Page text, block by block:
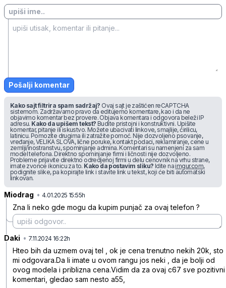
Pošalji komentar
Kako sajt filtrira spam sadržaj? Ovaj sajt je zaštićen reCAPTCHA
sistemom. Zadržavamo pravo da editujemo komentare, kao i da ne
objavimo komentar bez provere. Objava komentara i odgovora beleži IP
adresu. Kako da upišem tekst? Budite pristojni i konstruktivni. Upišite
komentar, pitanje ili iskustvo. Možete ubacivati linkove, smajlije, ćirilicu,
latinicu. Pomozite drugima ili zatražite pomoć. Nije dozvoljeno psovanje,
vređanje, VELIKA SLOVA, lične poruke, kontakt podaci, reklamiranje, cene u
zemlji/inostranstvu, spominjanje admina. Komentari su namenjeni za sam
model telefona. Direktno spominjanje firmi i ličnosti nije dozvoljeno.
Probleme prijavite direktno odredjenoj firmi u delu cenovnik na vrhu strane,
imate zvonce ikonicu za to. Kako da postavim sliku? Idite na imgur.com,
podignite slike, pa kopirajte link i stavite link u tekst, koji će biti automatski
linkovan.
Miodrag • 4.01.2025 15:55h
Zna li neko gde mogu da kupim punjač za ovaj telefon ?
Daki • 7.11.2024 16:22h
Hteo bih da uzmem ovaj tel , ok je cena trenutno nekih 20k, sto
mi odgovara.Da li imate u ovom rangu jos neki , da je bolji od
ovog modela i priblizna cena.Vidim da za ovaj c67 sve pozitivni
komentari, gledao sam nesto a55,